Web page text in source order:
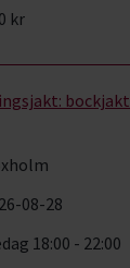
kr
bockjakt
08-28
18:00 - 22:00